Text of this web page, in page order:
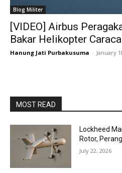
Blog Militer
[VIDEO] Airbus
Bakar Helikopter
Hanung Jati Purbakusuma - January
MOST READ
Lockheed
Rotor,
July 22, 2026